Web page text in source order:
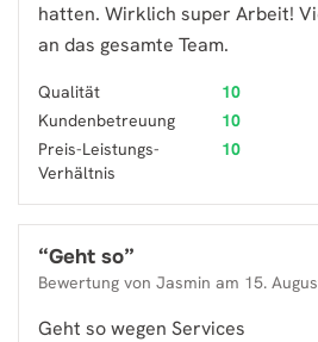
hatten. Wirklich super Arbeit!
an das gesamte Team.
Qualität
10
Kundenbetreuung
10
Preis-Leistungs-
Verhältnis
10
“Geht so”
Bewertung von Jasmin am 15.
Geht so wegen Services